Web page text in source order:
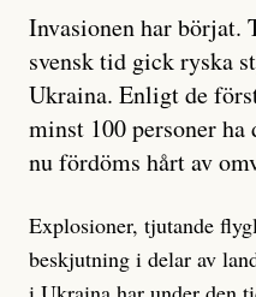
Invasionen har börjat.
svensk tid gick ryska
Ukraina. Enligt de
minst 100 personer
nu fördöms hårt av
Explosioner, tjutande
beskjutning i delar av